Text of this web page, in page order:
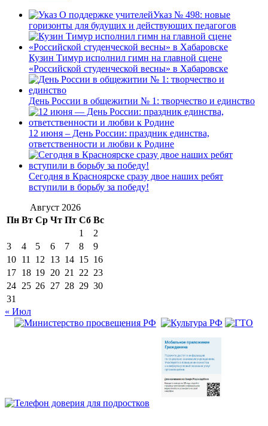
Указ № 498: новые
горизонты для будущих и действующих педагогов
Кузин Тимур исполнил гимн на главной сцене
«Российской студенческой весны» в Хабаровске
День России в общежитии № 1: творчество и единство
12 июня – День России: праздник единства,
ответственности и любви к Родине
Сегодня в Красноярске сразу двое наших ребят
вступили в борьбу за победу!
Август 2026
Пн Вт Ср Чт Пт Сб Вс
1
2
3
4 5 6 7 8
9
10 11 12 13 14 15 16
17 18 19 20 21 22 23
24 25 26 27 28 29 30
31
« Июл